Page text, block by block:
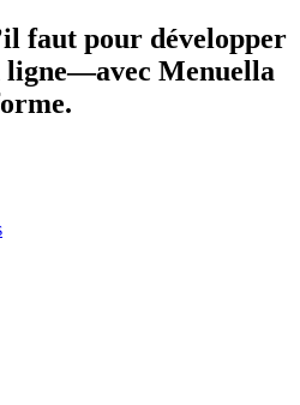
faut pour développer
ligne—avec Menuella